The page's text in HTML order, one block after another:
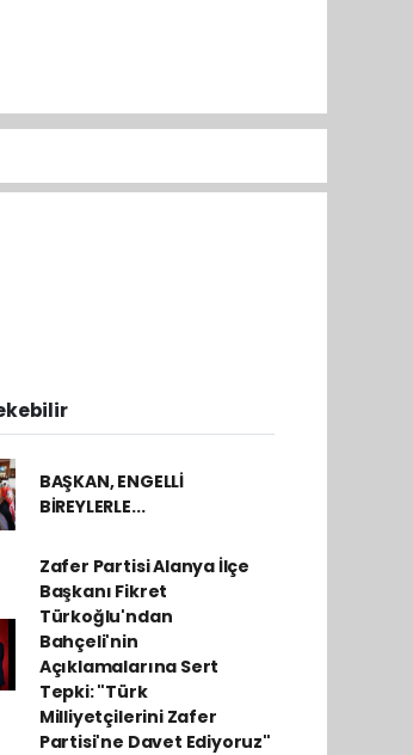
BAŞKAN, ENGELLİ
BİREYLERLE...
Zafer Partisi Alanya İlçe
Başkanı Fikret
Türkoğlu'ndan
Bahçeli'nin
Açıklamalarına Sert
Tepki: "Türk
Milliyetçilerini Zafer
Partisi'ne Davet Ediyoruz"